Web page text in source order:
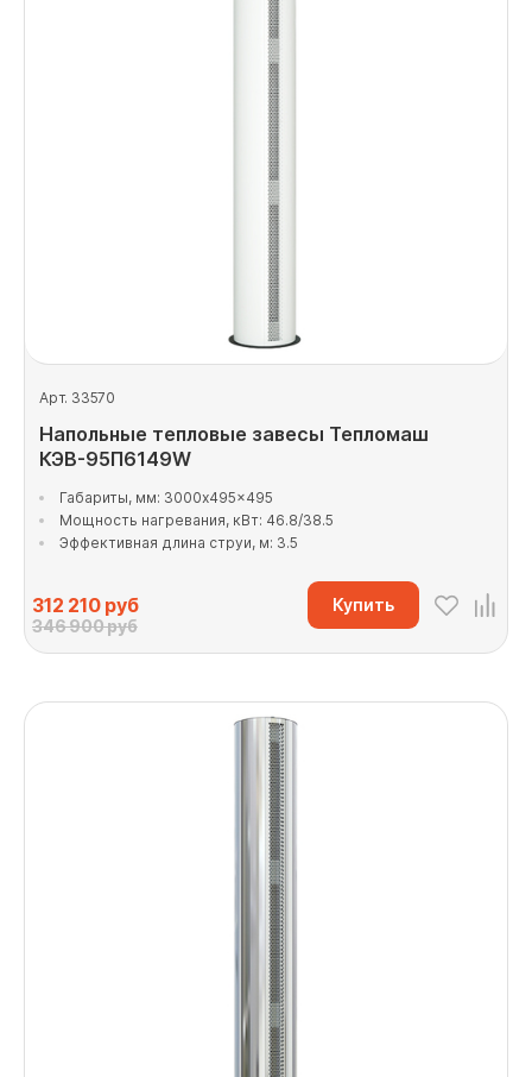
Арт. 33570
Напольные тепловые завесы Тепломаш
КЭВ-95П6149W
Габариты, мм: 3000x495x495
Мощность нагревания, кВт: 46.8/38.5
Эффективная длина струи, м: 3.5
312 210руб
346 900 руб
Купить